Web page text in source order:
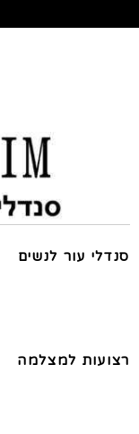
סנדלי עור לנשים
רצועות למצלמה